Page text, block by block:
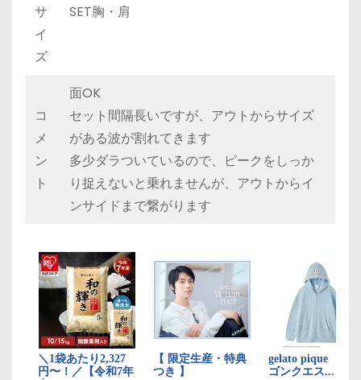
サ
イ
ズ
SET胸・肩
コ
メ
ン
ト
面OK
セット間隔長いですが、アウトからサイズ
がある波が割れてきます
多少ダラついているので、ピークをしっか
り捉えないと乗れませんが、アウトからイ
ンサイドまで繋がります